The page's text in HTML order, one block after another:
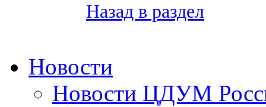
Назад в раздел
Новости
Новости ЦДУМ